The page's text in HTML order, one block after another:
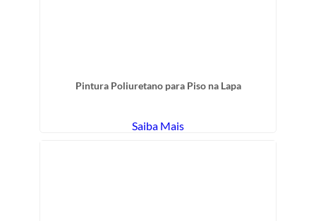
Pintura Poliuretano para Piso na Lapa
Saiba Mais